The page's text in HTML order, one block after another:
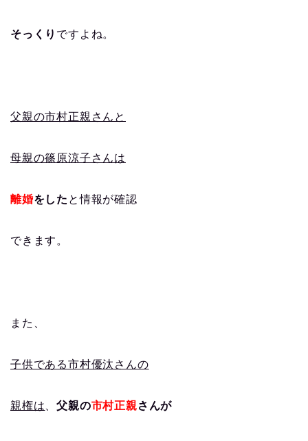
そっくり ですよね。
父親の市村正親さんと
母親の篠原涼子さんは
離婚をした と情報が確認
できます。
また、
子供である市村優汰さんの
親権は 、父親の市村正親さんが